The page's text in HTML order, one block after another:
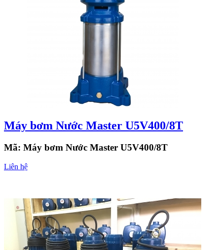
Máy bơm Nước Master U5V400/8T
Mã: Máy bơm Nước Master U5V400/8T
Liên hệ